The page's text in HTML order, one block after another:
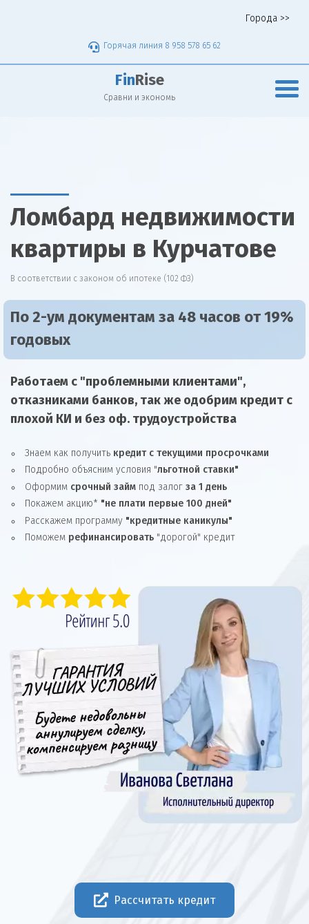
Города >>
Горячая линия 8 958 578 65 62
Fin Rise
Сравни и экономь
Ломбард недвижимости
квартиры в Курчатове
В соответствии с законом об ипотеке (102 ФЗ)
По 2-ум документам за 48 часов от 19%
годовых
Работаем с "проблемными клиентами",
отказниками банков, так же одобрим кредит с
плохой КИ и без оф. трудоустройства
Знаем как получить кредит с текущими просрочками
Подробно объясним условия "льготной ставки"
Оформим срочный займ под залог за 1 день
Покажем акцию* "не плати первые 100 дней"
Расскажем программу "кредитные каникулы"
Поможем рефинансировать "дорогой" кредит
Рассчитать кредит